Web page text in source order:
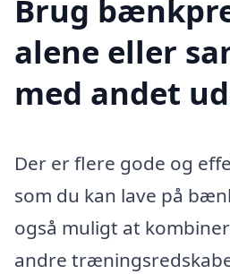
Brug
alene eller
med andet
Der er flere gode og
som du kan lave på
også muligt at
andre